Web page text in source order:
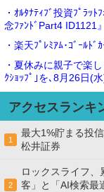
・ｵﾙﾀﾅﾃｨﾌﾞ投資ﾌﾟﾗｯ
念ﾌｧﾝﾄﾞPart4 ID1121
・楽天ﾌﾟﾚﾐｱﾑ･ｺﾞｰﾙﾄ
・夏休みに親子で楽
ｸｼｮｯﾌﾟ｣を､8月26日(
アクセスランキ
1
最大1%貯まる投
松井証券
2
ロックスライフ
客」と「AI検索最